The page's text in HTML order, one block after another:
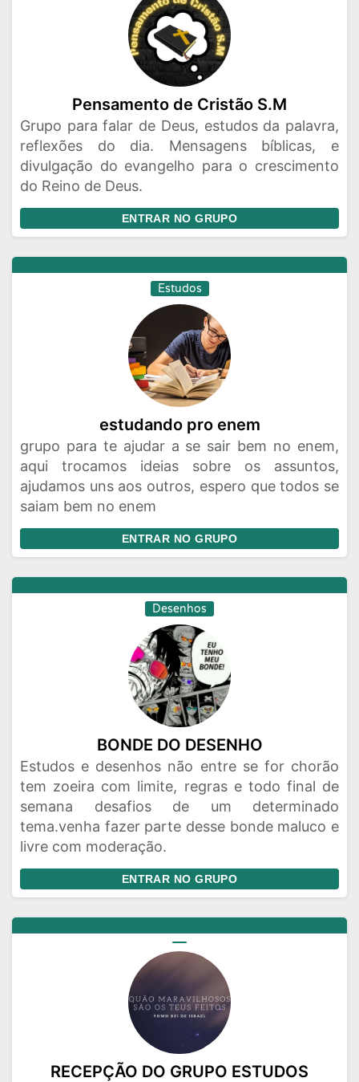
Pensamento de Cristão S.M
Grupo para falar de Deus, estudos da palavra,
reflexões do dia. Mensagens bíblicas, e
divulgação do evangelho para o crescimento
do Reino de Deus.
ENTRAR NO GRUPO
Estudos
estudando pro enem
grupo para te ajudar a se sair bem no enem,
aqui trocamos ideias sobre os assuntos,
ajudamos uns aos outros, espero que todos se
saiam bem no enem
ENTRAR NO GRUPO
Desenhos
BONDE DO DESENHO
Estudos e desenhos não entre se for chorão
tem zoeira com limite, regras e todo final de
semana desafios de um determinado
tema.venha fazer parte desse bonde maluco e
livre com moderação.
ENTRAR NO GRUPO
RECEPÇÃO DO GRUPO ESTUDOS